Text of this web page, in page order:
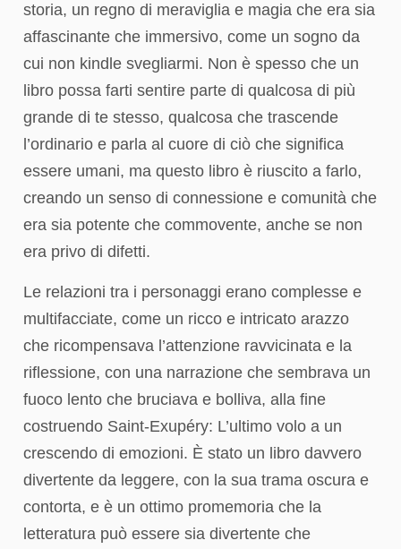
storia, un regno di meraviglia e magia che era sia
affascinante che immersivo, come un sogno da
cui non kindle svegliarmi. Non è spesso che un
libro possa farti sentire parte di qualcosa di più
grande di te stesso, qualcosa che trascende
l’ordinario e parla al cuore di ciò che significa
essere umani, ma questo libro è riuscito a farlo,
creando un senso di connessione e comunità che
era sia potente che commovente, anche se non
era privo di difetti.
Le relazioni tra i personaggi erano complesse e
multifacciate, come un ricco e intricato arazzo
che ricompensava l’attenzione ravvicinata e la
riflessione, con una narrazione che sembrava un
fuoco lento che bruciava e bolliva, alla fine
costruendo Saint-Exupéry: L’ultimo volo a un
crescendo di emozioni. È stato un libro davvero
divertente da leggere, con la sua trama oscura e
contorta, e è un ottimo promemoria che la
letteratura può essere sia divertente che